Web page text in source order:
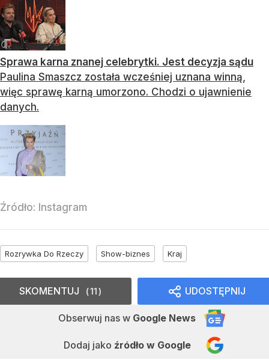
Sprawa karna znanej celebrytki. Jest decyzja sądu
Paulina Smaszcz została wcześniej uznana winną,
więc sprawę karną umorzono. Chodzi o ujawnienie
danych.
Źródło: Instagram
Rozrywka Do Rzeczy Show-biznes Kraj
UDOSTĘPNIJ
Obserwuj nas w Google News
Dodaj jako źródło w Google
SKOMENTUJ 11